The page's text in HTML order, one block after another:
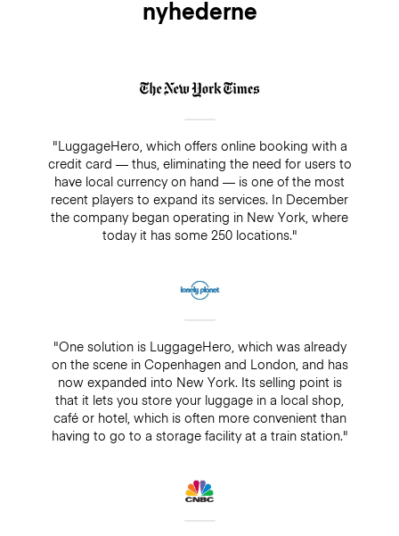
nyhederne
"LuggageHero, which offers online booking with a
credit card — thus, eliminating the need for users to
have local currency on hand — is one of the most
recent players to expand its services. In December
the company began operating in New York, where
today it has some 250 locations."
"One solution is LuggageHero, which was already
on the scene in Copenhagen and London, and has
now expanded into New York. Its selling point is
that it lets you store your luggage in a local shop,
café or hotel, which is often more convenient than
having to go to a storage facility at a train station."